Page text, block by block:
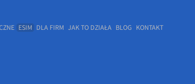
ESIM DLA FIRM JAK TO DZIAŁA BLOG KONTAKT